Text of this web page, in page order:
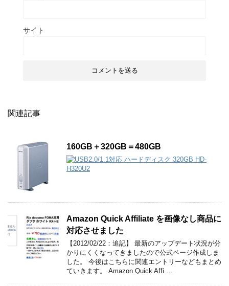
サイト
関連記事
160GB＋320GB＝480GB
Amazon Quick Affiliate を画像なし商品に
対応させました
【2012/02/22：追記】 最新のアップデート状況が分
かりにくくなってきましたので公式ページ作成しま
した。 今後はこちらに関連エントリーなどもまとめ
ていきます。 Amazon Quick Affi …